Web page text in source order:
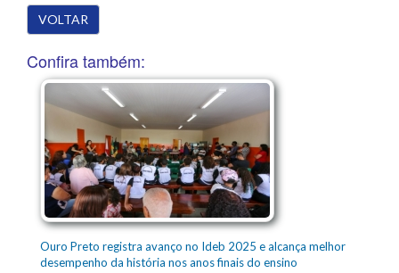
VOLTAR
Confira também:
Ouro Preto registra avanço no Ideb 2025 e alcança melhor
desempenho da história nos anos finais do ensino